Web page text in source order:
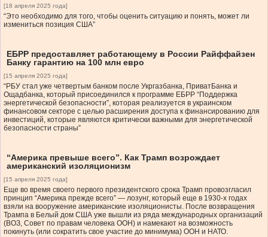
[18 апреля 2025 года]
“Это необходимо для того, чтобы оценить ситуацию и понять, может ли
измениться позиция США”
ЕБРР предоставляет работающему в России Райффайзен
Банку гарантию на 100 млн евро
[15 апреля 2025 года]
“РБУ стал уже четвертым банком после Укргазбанка, ПриватБанка и
Ощадбанка, который присоединился к программе ЕБРР “Поддержка
энергетической безопасности”, которая реализуется в украинском
финансовом секторе с целью расширения доступа к финансированию для
инвестиций, которые являются критически важными для энергетической
безопасности страны”
“Америка превыше всего”. Как Трамп возрождает
американский изоляционизм
[15 апреля 2025 года]
Еще во время своего первого президентского срока Трамп провозгласил
принцип “Америка прежде всего” — лозунг, который еще в 1930-х годах
взяли на вооружение американские изоляционисты. После возвращения
Трампа в Белый дом США уже вышли из ряда международных организаций
(ВОЗ, Совет по правам человека ООН) и намекают на возможность
покинуть (или сократить свое участие до минимума) ООН и НАТО.